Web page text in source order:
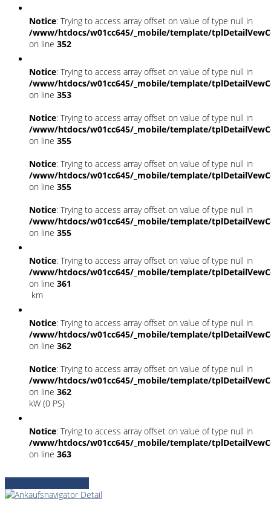
Notice: Trying to access array offset on value of type null in
/www/htdocs/w01cc645/_mobile/template/
on line 352
Notice: Trying to access array offset on value of type null in
/www/htdocs/w01cc645/_mobile/template/
on line 353
Notice: Trying to access array offset on value of type null in
/www/htdocs/w01cc645/_mobile/template/
on line 355
Notice: Trying to access array offset on value of type null in
/www/htdocs/w01cc645/_mobile/template/
on line 355
Notice: Trying to access array offset on value of type null in
/www/htdocs/w01cc645/_mobile/template/
on line 355
Notice: Trying to access array offset on value of type null in
/www/htdocs/w01cc645/_mobile/template/
on line 361
km
Notice: Trying to access array offset on value of type null in
/www/htdocs/w01cc645/_mobile/template/
on line 362
Notice: Trying to access array offset on value of type null in
/www/htdocs/w01cc645/_mobile/template/
on line 362
kW (0 PS)
Notice: Trying to access array offset on value of type null in
/www/htdocs/w01cc645/_mobile/template/
on line 363